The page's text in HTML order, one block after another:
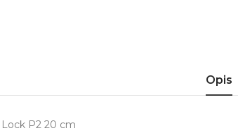
Opis
P2 20 cm